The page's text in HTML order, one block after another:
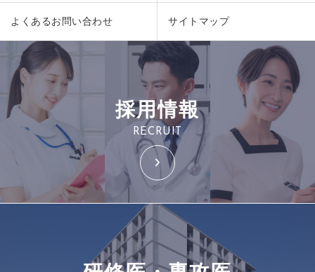
よくあるお問い合わせ サイトマップ
採用情報
RECRUIT